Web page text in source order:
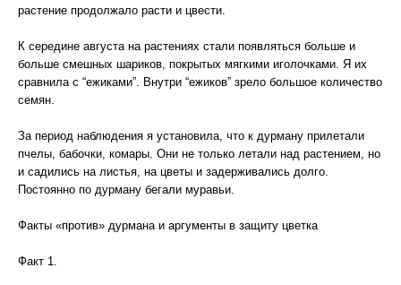
растение продолжало расти и цвести.
К середине августа на растениях стали появляться больше и
больше смешных шариков, покрытых мягкими иголочками. Я их
сравнила с “ежиками”. Внутри “ежиков” зрело большое количество
семян.
За период наблюдения я установила, что к дурману прилетали
пчелы, бабочки, комары. Они не только летали над растением, но
и садились на листья, на цветы и задерживались долго.
Постоянно по дурману бегали муравьи.
Факты «против» дурмана и аргументы в защиту цветка
Факт 1.